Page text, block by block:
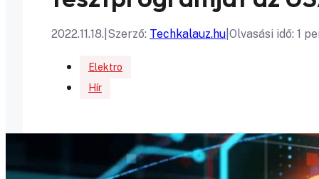
2022.11.18. Szerző: Techkalauz.hu Olvasási idő: 1
Elektro
Hír